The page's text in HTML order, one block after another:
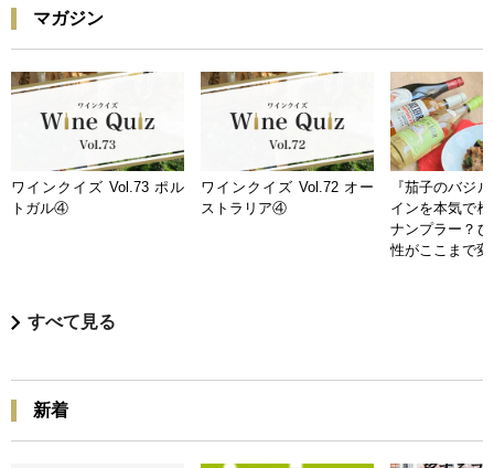
マガジン
ワインクイズ Vol.73 ポル
トガル④
ワインクイズ Vol.72 オー
ストラリア④
『茄子のバジ
インを本気で
ナンプラー？
性がここまで
すべて見る
新着